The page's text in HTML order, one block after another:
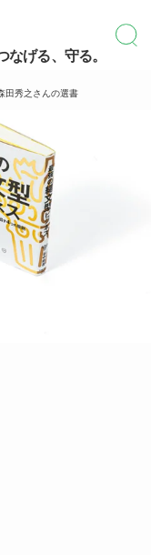
げる、守る。
田秀之さんの選書